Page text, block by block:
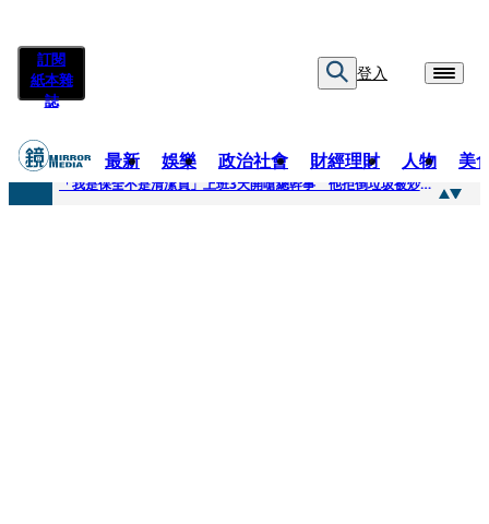
訂閱
紙本雜
誌
登入
最新 娛樂 政治社會 財經理財 人物 美
快訊
「我是保全不是清潔員」上班3天開嗆總幹事 他拒倒垃圾被炒！怒提告...法官這原因判敗訴